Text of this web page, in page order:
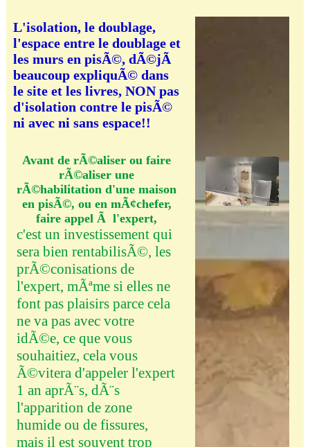
L'isolation, le doublage,
l'espace entre le doublage et
les murs en pisÃ©, dÃ©jÃ
beaucoup expliquÃ© dans
le site et les livres, NON pas
d'isolation contre le pisÃ©
ni avec ni sans espace!!
Avant de rÃ©aliser ou faire
rÃ©aliser une
rÃ©habilitation d'une maison
en pisÃ©, ou en mÃ¢chefer,
faire appel Ã l'expert,
c'est un investissement qui
sera bien rentabilisÃ©, les
prÃ©conisations de
l'expert, mÃªme si elles ne
font pas plaisirs parce cela
ne va pas avec votre
idÃ©e, ce que vous
souhaitiez, cela vous
Ã©vitera d'appeler l'expert
1 an aprÃ¨s, dÃ¨s
l'apparition de zone
humide ou de fissures,
mais il est souvent trop